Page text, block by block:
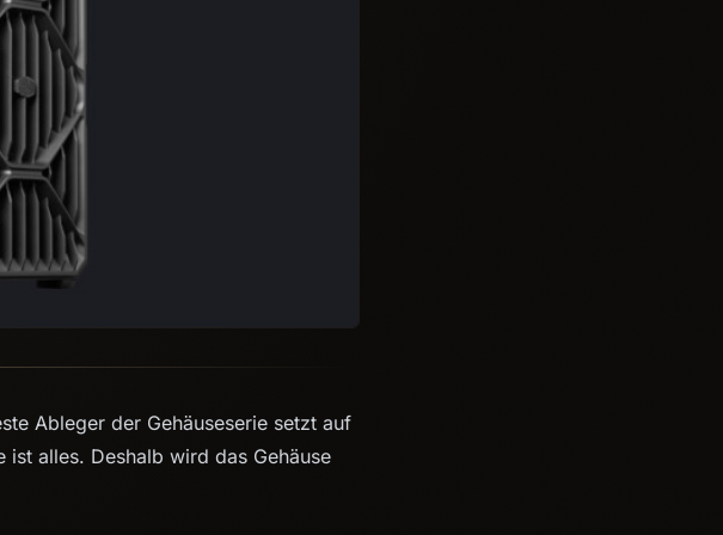
Ableger der Gehäuseserie setzt auf
alles. Deshalb wird das Gehäuse